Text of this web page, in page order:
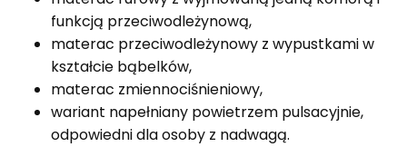
funkcją przeciwodleżynową,
materac przeciwodleżynowy z wypustkami w
kształcie bąbelków,
materac zmiennociśnieniowy,
wariant napełniany powietrzem pulsacyjnie,
odpowiedni dla osoby z nadwagą.